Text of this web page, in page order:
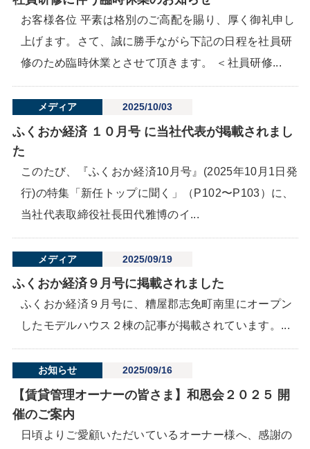
お客様各位 平素は格別のご高配を賜り、厚く御礼申し
上げます。さて、誠に勝手ながら下記の日程を社員研
修のため臨時休業とさせて頂きます。 ＜社員研修...
メディア 2025/10/03
ふくおか経済 １０月号 に当社代表が掲載されまし
た
このたび、『ふくおか経済10月号』(2025年10月1日発
行)の特集「新任トップに聞く」（P102〜P103）に、
当社代表取締役社長田代雅博のイ...
メディア 2025/09/19
ふくおか経済９月号に掲載されました
ふくおか経済９月号に、糟屋郡志免町南里にオープン
したモデルハウス２棟の記事が掲載されています。...
お知らせ 2025/09/16
【賃貸管理オーナーの皆さま】和恩会２０２５ 開
催のご案内
日頃よりご愛顧いただいているオーナー様へ、感謝の